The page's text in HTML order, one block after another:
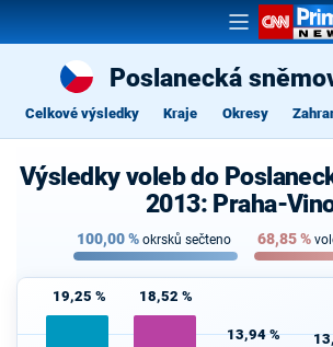
Poslanecká
Celkové výsledky Kraje Okresy
Výsledky voleb do
2013: Praha-
100,00% okrsků sečteno 68,85%
19,25 % 18,52 %
13,94 %